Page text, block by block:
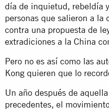
día de inquietud, rebeldía
personas que salieron a la
contra una propuesta de
extradiciones a la China
Pero no es así como las
Kong quieren que lo
Un año después de
precedentes, el